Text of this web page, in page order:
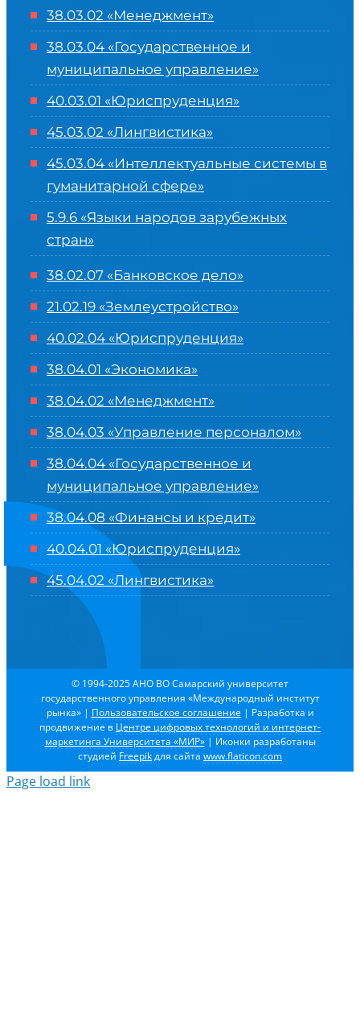
38.03.02 «Менеджмент»
38.03.04 «Государственное и
муниципальное управление»
40.03.01 «Юриспруденция»
45.03.02 «Лингвистика»
45.03.04 «Интеллектуальные системы в
гуманитарной сфере»
5.9.6 «Языки народов зарубежных
стран»
38.02.07 «Банковское дело»
21.02.19 «Землеустройство»
40.02.04 «Юриспруденция»
38.04.01 «Экономика»
38.04.02 «Менеджмент»
38.04.03 «Управление персоналом»
38.04.04 «Государственное и
муниципальное управление»
38.04.08 «Финансы и кредит»
40.04.01 «Юриспруденция»
45.04.02 «Лингвистика»
© 1994-2025 АНО ВО Самарский университет
государственного управления «Международный институт
рынка» | Пользовательское соглашение | Разработка и
продвижение в Центре цифровых технологий и интернет-
маркетинга Университета «МИР»| Иконки разработаны
студией Freepikдля сайта www.flaticon.com
Page load link